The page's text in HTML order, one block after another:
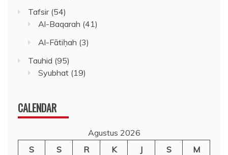
Tafsir(54)
Al-Baqarah (41)
Al-Fātiḥah (3)
Tauhid (95)
Syubhat (19)
CALENDAR
Agustus 2026
S
S R K J S
M